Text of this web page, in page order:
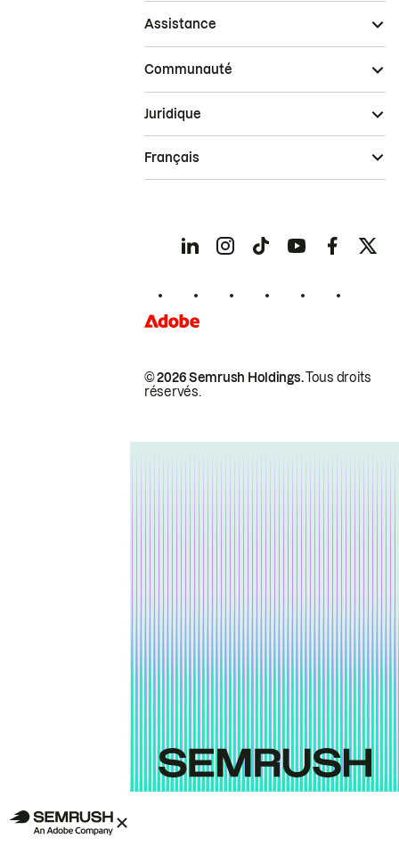
Assistance
Communauté
© 2026 Semrush Holdings.Tous droits
réservés.
Juridique
Français